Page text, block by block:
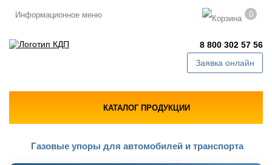
Информационное меню 0
8 800 302 57 56
Заявка онлайн
КАТАЛОГ ПРОДУКЦИИ
Газовые упоры для автомобилей и транспорта